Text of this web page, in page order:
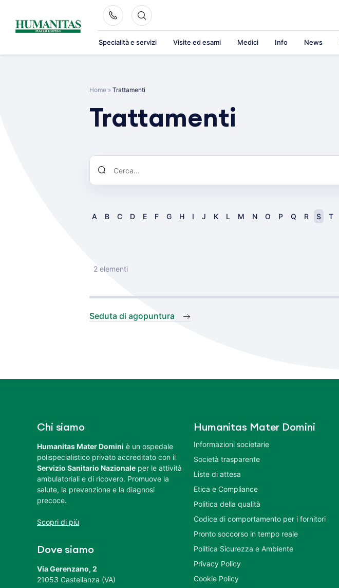
content
Specialità e servizi Visite ed esami Medici Info News
Home » Trattamenti
Trattamenti
A B C D E F G H I J K L M N O P Q R S T
2 elementi
Seduta di agopuntura
Chi siamo
Humanitas Mater Domini è un ospedale
polispecialistico privato accreditato con il
Servizio Sanitario Nazionale per le attività
ambulatoriali e di ricovero. Promuove la
salute, la prevenzione e la diagnosi
precoce.
Scopri di più
Dove siamo
Via Gerenzano, 2
21053 Castellanza (VA)
Humanitas Mater Domini
Informazioni societarie
Società trasparente
Liste di attesa
Etica e Compliance
Politica della qualità
Codice di comportamento per i fornitori
Pronto soccorso in tempo reale
Politica Sicurezza e Ambiente
Privacy Policy
Cookie Policy